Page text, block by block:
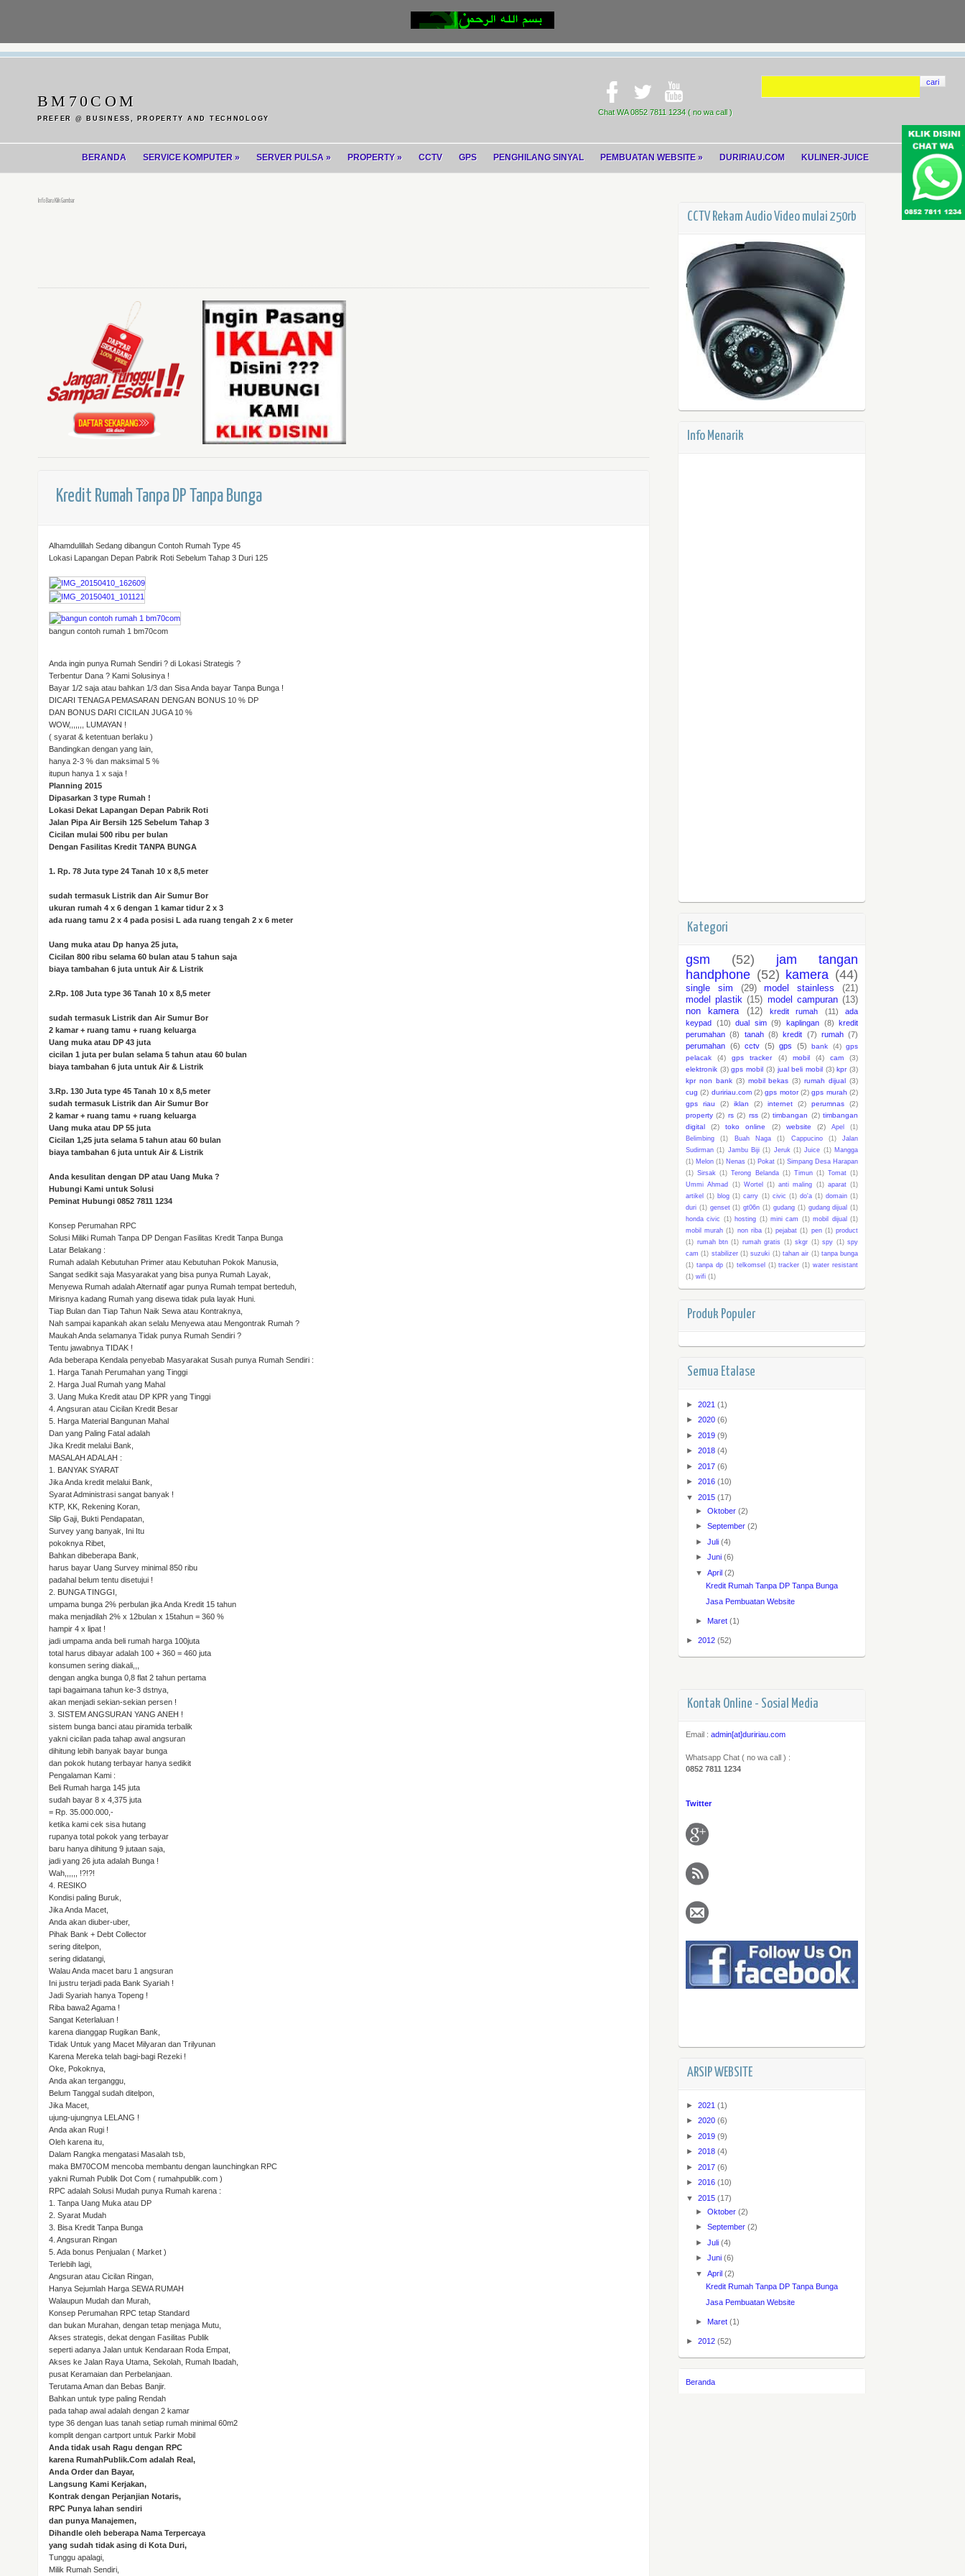
BM70COM
PREFER @ BUSINESS, PROPERTY AND TECHNOLOGY
Chat WA 0852 7811 1234 ( no wa call )
cari
BERANDA SERVICE KOMPUTER» SERVER PULSA» PROPERTY» CCTV GPS PENGHILANG SINYAL PEMBUATAN WEBSITE» DURIRIAU.COM KULINER-JUICE
Info Baru Klik Gambar
Kredit Rumah Tanpa DP Tanpa Bunga
Alhamdulillah Sedang dibangun Contoh Rumah Type 45
Lokasi Lapangan Depan Pabrik Roti Sebelum Tahap 3 Duri 125
bangun contoh rumah 1 bm70com
Anda ingin punya Rumah Sendiri ? di Lokasi Strategis ?
Terbentur Dana ? Kami Solusinya !
Bayar 1/2 saja atau bahkan 1/3 dan Sisa Anda bayar Tanpa Bunga !
DICARI TENAGA PEMASARAN DENGAN BONUS 10 % DP
DAN BONUS DARI CICILAN JUGA 10 %
WOW,,,,,,, LUMAYAN !
( syarat & ketentuan berlaku )
Bandingkan dengan yang lain,
hanya 2-3 % dan maksimal 5 %
itupun hanya 1 x saja !
Planning 2015
Dipasarkan 3 type Rumah !
Lokasi Dekat Lapangan Depan Pabrik Roti
Jalan Pipa Air Bersih 125 Sebelum Tahap 3
Cicilan mulai 500 ribu per bulan
Dengan Fasilitas Kredit TANPA BUNGA
1. Rp. 78 Juta type 24 Tanah 10 x 8,5 meter
sudah termasuk Listrik dan Air Sumur Bor
ukuran rumah 4 x 6 dengan 1 kamar tidur 2 x 3
ada ruang tamu 2 x 4 pada posisi L ada ruang tengah 2 x 6 meter
Uang muka atau Dp hanya 25 juta,
Cicilan 800 ribu selama 60 bulan atau 5 tahun saja
biaya tambahan 6 juta untuk Air & Listrik
2.Rp. 108 Juta type 36 Tanah 10 x 8,5 meter
sudah termasuk Listrik dan Air Sumur Bor
2 kamar + ruang tamu + ruang keluarga
Uang muka atau DP 43 juta
cicilan 1 juta per bulan selama 5 tahun atau 60 bulan
biaya tambahan 6 juta untuk Air & Listrik
3.Rp. 130 Juta type 45 Tanah 10 x 8,5 meter
sudah termasuk Listrik dan Air Sumur Bor
2 kamar + ruang tamu + ruang keluarga
Uang muka atau DP 55 juta
Cicilan 1,25 juta selama 5 tahun atau 60 bulan
biaya tambahan 6 juta untuk Air & Listrik
Anda kesulitan dengan DP atau Uang Muka ?
Hubungi Kami untuk Solusi
Peminat Hubungi 0852 7811 1234
Konsep Perumahan RPC
Solusi Miliki Rumah Tanpa DP Dengan Fasilitas Kredit Tanpa Bunga
Latar Belakang :
Rumah adalah Kebutuhan Primer atau Kebutuhan Pokok Manusia,
Sangat sedikit saja Masyarakat yang bisa punya Rumah Layak,
Menyewa Rumah adalah Alternatif agar punya Rumah tempat berteduh,
Mirisnya kadang Rumah yang disewa tidak pula layak Huni.
Tiap Bulan dan Tiap Tahun Naik Sewa atau Kontraknya,
Nah sampai kapankah akan selalu Menyewa atau Mengontrak Rumah ?
Maukah Anda selamanya Tidak punya Rumah Sendiri ?
Tentu jawabnya TIDAK !
Ada beberapa Kendala penyebab Masyarakat Susah punya Rumah Sendiri :
1. Harga Tanah Perumahan yang Tinggi
2. Harga Jual Rumah yang Mahal
3. Uang Muka Kredit atau DP KPR yang Tinggi
4. Angsuran atau Cicilan Kredit Besar
5. Harga Material Bangunan Mahal
Dan yang Paling Fatal adalah
Jika Kredit melalui Bank,
MASALAH ADALAH :
1. BANYAK SYARAT
Jika Anda kredit melalui Bank,
Syarat Administrasi sangat banyak !
KTP, KK, Rekening Koran,
Slip Gaji, Bukti Pendapatan,
Survey yang banyak, Ini Itu
pokoknya Ribet,
Bahkan dibeberapa Bank,
harus bayar Uang Survey minimal 850 ribu
padahal belum tentu disetujui !
2. BUNGA TINGGI,
umpama bunga 2% perbulan jika Anda Kredit 15 tahun
maka menjadilah 2% x 12bulan x 15tahun = 360 %
hampir 4 x lipat !
jadi umpama anda beli rumah harga 100juta
total harus dibayar adalah 100 + 360 = 460 juta
konsumen sering diakali,,,
dengan angka bunga 0,8 flat 2 tahun pertama
tapi bagaimana tahun ke-3 dstnya,
akan menjadi sekian-sekian persen !
3. SISTEM ANGSURAN YANG ANEH !
sistem bunga banci atau piramida terbalik
yakni cicilan pada tahap awal angsuran
dihitung lebih banyak bayar bunga
dan pokok hutang terbayar hanya sedikit
Pengalaman Kami :
Beli Rumah harga 145 juta
sudah bayar 8 x 4,375 juta
= Rp. 35.000.000,-
ketika kami cek sisa hutang
rupanya total pokok yang terbayar
baru hanya dihitung 9 jutaan saja,
jadi yang 26 juta adalah Bunga !
Wah,,,,,, !?!?!
4. RESIKO
Kondisi paling Buruk,
Jika Anda Macet,
Anda akan diuber-uber,
Pihak Bank + Debt Collector
sering ditelpon,
sering didatangi,
Walau Anda macet baru 1 angsuran
Ini justru terjadi pada Bank Syariah !
Jadi Syariah hanya Topeng !
Riba bawa2 Agama !
Sangat Keterlaluan !
karena dianggap Rugikan Bank,
Tidak Untuk yang Macet Milyaran dan Trilyunan
Karena Mereka telah bagi-bagi Rezeki !
Oke, Pokoknya,
Anda akan terganggu,
Belum Tanggal sudah ditelpon,
Jika Macet,
ujung-ujungnya LELANG !
Anda akan Rugi !
Oleh karena itu,
Dalam Rangka mengatasi Masalah tsb,
maka BM70COM mencoba membantu dengan launchingkan RPC
yakni Rumah Publik Dot Com ( rumahpublik.com )
RPC adalah Solusi Mudah punya Rumah karena :
1. Tanpa Uang Muka atau DP
2. Syarat Mudah
3. Bisa Kredit Tanpa Bunga
4. Angsuran Ringan
5. Ada bonus Penjualan ( Market )
Terlebih lagi,
Angsuran atau Cicilan Ringan,
Hanya Sejumlah Harga SEWA RUMAH
Walaupun Mudah dan Murah,
Konsep Perumahan RPC tetap Standard
dan bukan Murahan, dengan tetap menjaga Mutu,
Akses strategis, dekat dengan Fasilitas Publik
seperti adanya Jalan untuk Kendaraan Roda Empat,
Akses ke Jalan Raya Utama, Sekolah, Rumah Ibadah,
pusat Keramaian dan Perbelanjaan.
Terutama Aman dan Bebas Banjir.
Bahkan untuk type paling Rendah
pada tahap awal adalah dengan 2 kamar
type 36 dengan luas tanah setiap rumah minimal 60m2
komplit dengan cartport untuk Parkir Mobil
Anda tidak usah Ragu dengan RPC
karena RumahPublik.Com adalah Real,
Anda Order dan Bayar,
Langsung Kami Kerjakan,
Kontrak dengan Perjanjian Notaris,
RPC Punya lahan sendiri
dan punya Manajemen,
Dihandle oleh beberapa Nama Terpercaya
yang sudah tidak asing di Kota Duri,
Tunggu apalagi,
Milik Rumah Sendiri,
CCTV Rekam Audio Video mulai 250rb
Info Menarik
Kategori
gsm (52)
jam tangan
handphone (52) kamera (44)
single sim (29) model stainless
(21)
model plastik (15) model campuran (13)
non kamera
(12) kredit rumah (11)
ada
keypad (10) dual sim (9) kaplingan (8) kredit
perumahan (8) tanah (8) kredit (7) rumah (7)
perumahan (6) cctv (5) gps (5) bank (4) gps
pelacak
(4) gps tracker (4) mobil (4) cam
(3)
elektronik (3) gps mobil (3) jual beli mobil (3) kpr (3)
kpr non bank (3) mobil bekas (3) rumah dijual (3)
cug (2) duririau.com (2) gps motor (2) gps murah (2)
gps riau
(2) iklan (2) internet (2) perumnas
(2)
property (2) rs (2) rss (2) timbangan (2) timbangan
digital
(2) toko online (2) website (2) Apel
(1)
Belimbing
(1) Buah Naga (1) Cappucino (1)
Jalan
Sudirman (1) Jambu Biji (1) Jeruk (1) Juice (1) Mangga
(1) Melon (1) Nenas (1) Pokat (1) Simpang Desa Harapan
(1) Sirsak (1) Terong Belanda (1) Timun (1) Tomat (1)
Ummi Ahmad
(1) Wortel (1) anti maling (1) aparat (1)
artikel
(1) blog (1) carry (1) civic (1) do'a (1) domain (1)
duri (1) genset (1) gt06n (1) gudang (1) gudang dijual
(1)
honda civic (1) hosting (1) mini cam (1) mobil dijual
(1)
mobil murah (1) non riba (1) pejabat (1) pen (1) product
(1) rumah btn (1) rumah gratis (1) skgr (1) spy (1) spy
cam (1) stabilizer (1) suzuki (1) tahan air (1) tanpa bunga
(1) tanpa dp (1) telkomsel (1) tracker (1) water resistant
(1) wifi (1)
Produk Populer
Semua Etalase
►2021(1)
►2020(6)
►2019(9)
►2018(4)
►2017(6)
►2016(10)
▼2015(17)
►Oktober(2)
►September(2)
►Juli(4)
►Juni(6)
▼April(2)
Kredit Rumah Tanpa DP Tanpa Bunga
Jasa Pembuatan Website
► Maret(1)
►2012(52)
Kontak Online - Sosial Media
Email :admin[at]duririau.com
Whatsapp Chat ( no wa call ) :
0852 7811 1234
Twitter
ARSIP WEBSITE
►2021 (1)
►2020 (6)
►2019 (9)
►2018 (4)
►2017 (6)
►2016 (10)
▼
2015 (17)
►Oktober (2)
►September (2)
►Juli (4)
►Juni (6)
▼
April (2)
Kredit Rumah Tanpa DP Tanpa Bunga
Jasa Pembuatan Website
► Maret (1)
►2012 (52)
Beranda